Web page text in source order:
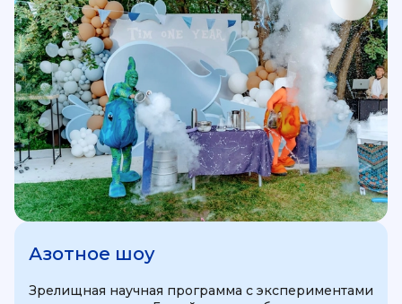
Азотное шоу
Зрелищная научная программа с экспериментами